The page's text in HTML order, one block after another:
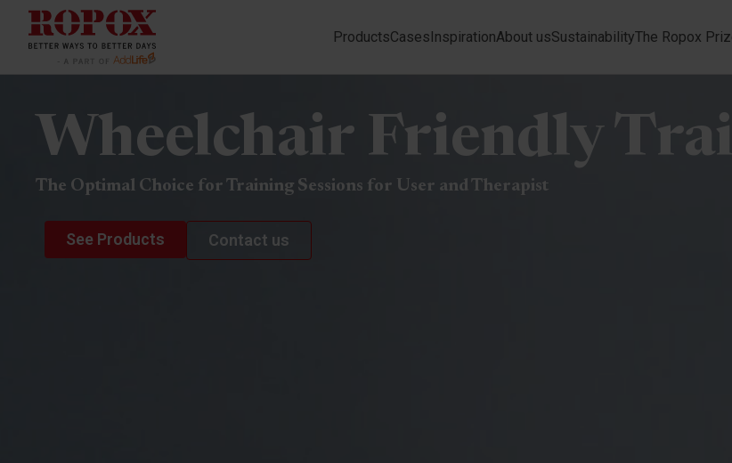
ProductsCasesInspirationAbout usSustainabilityThe Ropox
Wheelchair Friendly
The Optimal Choice for Training Sessions for User and Therapist
See Products Contact us